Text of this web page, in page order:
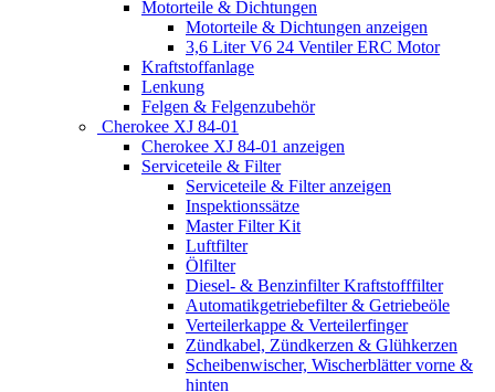
Motorteile & Dichtungen
Motorteile & Dichtungen anzeigen
3,6 Liter V6 24 Ventiler ERC Motor
Kraftstoffanlage
Lenkung
Felgen & Felgenzubehör
Cherokee XJ 84-01
Cherokee XJ 84-01 anzeigen
Serviceteile & Filter
Serviceteile & Filter anzeigen
Inspektionssätze
Master Filter Kit
Luftfilter
Ölfilter
Diesel- & Benzinfilter Kraftstofffilter
Automatikgetriebefilter & Getriebeöle
Verteilerkappe & Verteilerfinger
Zündkabel, Zündkerzen & Glühkerzen
Scheibenwischer, Wischerblätter vorne &
hinten